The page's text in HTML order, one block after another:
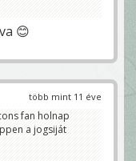
😊
több mint 11 éve
fan holnap
a jogsiját